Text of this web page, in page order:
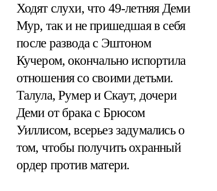
Ходят слухи, что 49-летняя Деми
Мур, так и не пришедшая в себя
после развода с Эштоном
Кучером, окончально испортила
отношения со своими детьми.
Талула, Румер и Скаут, дочери
Деми от брака с Брюсом
Уиллисом, всерьез задумались о
том, чтобы получить охранный
ордер против матери.